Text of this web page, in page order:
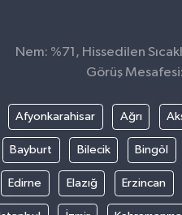
Nem: %71, Hissedilen
Görüş
Afyonkarahisar Ağrı
Bayburt Bilecik Bingöl
Edirne Elazığ Erzincan